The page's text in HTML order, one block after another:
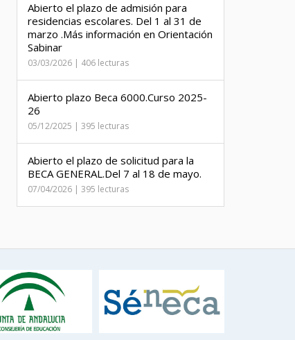
Abierto el plazo de admisión para
residencias escolares. Del 1 al 31 de
marzo .Más información en Orientación
Sabinar
03/03/2026 | 406 lecturas
Abierto plazo Beca 6000.Curso 2025-
26
05/12/2025 | 395 lecturas
Abierto el plazo de solicitud para la
BECA GENERAL.Del 7 al 18 de mayo.
07/04/2026 | 395 lecturas